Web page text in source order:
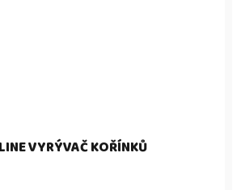
VYRÝVAČ KOŘÍNKŮ